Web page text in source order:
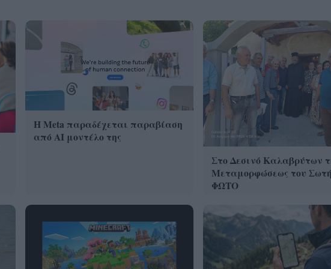
Η Meta παραδέχεται παραβίαση
από AI μοντέλο της
Στο Δεσινό Καλαβρύτων
Μεταμορφώσεως του
ΦΩΤΟ